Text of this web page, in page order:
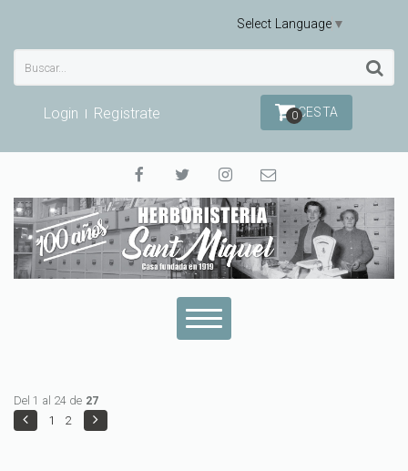
Select Language ▼
Login Registrate 0CESTA
Del 1 al 24 de 27
1
2